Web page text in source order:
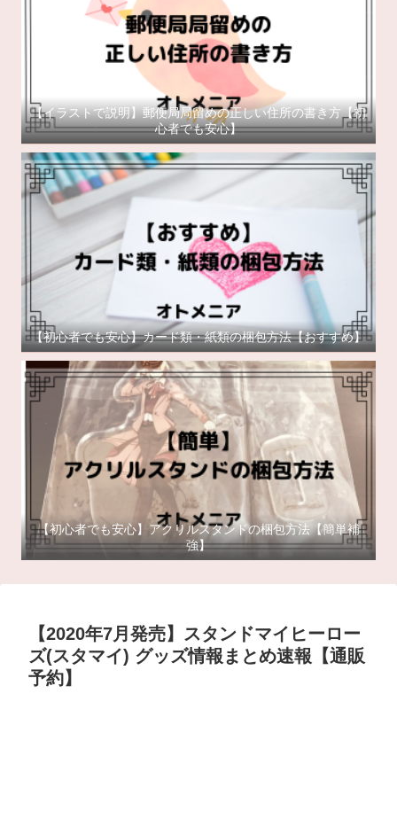
【イラストで説明】郵便局局留めの正しい住所の書き方【初
心者でも安心】
【初心者でも安心】カード類・紙類の梱包方法【おすすめ】
【初心者でも安心】アクリルスタンドの梱包方法【簡単補
強】
【2020年7月発売】スタンドマイヒーロー
ズ(スタマイ) グッズ情報まとめ速報【通販
予約】